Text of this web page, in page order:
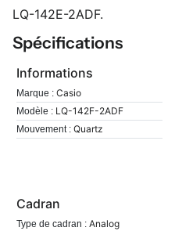
LQ-142E-2ADF.
Spécifications
Informations
Marque : Casio
Modèle : LQ-142F-2ADF
Mouvement : Quartz
Cadran
Type de cadran : Analog